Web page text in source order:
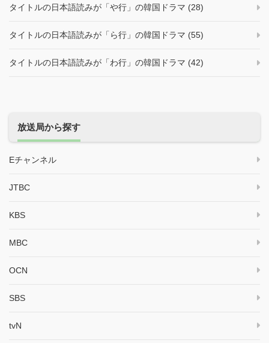
タイトルの日本語読みが「や行」の韓国ドラマ (28)
タイトルの日本語読みが「ら行」の韓国ドラマ (55)
タイトルの日本語読みが「わ行」の韓国ドラマ (42)
放送局から探す
Eチャンネル
JTBC
KBS
MBC
OCN
SBS
tvN